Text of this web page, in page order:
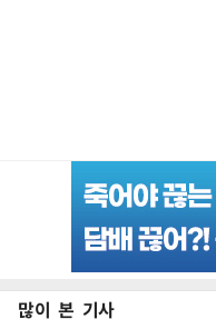
많이 본 기사